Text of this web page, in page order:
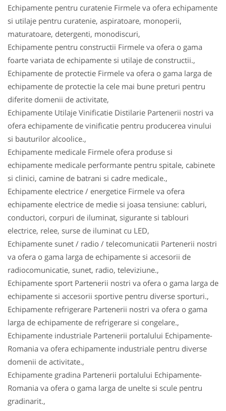
Echipamente pentru curatenie Firmele va ofera echipamente
si utilaje pentru curatenie, aspiratoare, monoperii,
maturatoare, detergenti, monodiscuri,
Echipamente pentru constructii Firmele va ofera o gama
foarte variata de echipamente si utilaje de constructii.,
Echipamente de protectie Firmele va ofera o gama larga de
echipamente de protectie la cele mai bune preturi pentru
diferite domenii de activitate,
Echipamente Utilaje Vinificatie Distilarie Partenerii nostri va
ofera echipamente de vinificatie pentru producerea vinului
si bauturilor alcoolice.,
Echipamente medicale Firmele ofera produse si
echipamente medicale performante pentru spitale, cabinete
si clinici, camine de batrani si cadre medicale.,
Echipamente electrice / energetice Firmele va ofera
echipamente electrice de medie si joasa tensiune: cabluri,
conductori, corpuri de iluminat, sigurante si tablouri
electrice, relee, surse de iluminat cu LED,
Echipamente sunet / radio / telecomunicatii Partenerii nostri
va ofera o gama larga de echipamente si accesorii de
radiocomunicatie, sunet, radio, televiziune.,
Echipamente sport Partenerii nostri va ofera o gama larga de
echipamente si accesorii sportive pentru diverse sporturi.,
Echipamente refrigerare Partenerii nostri va ofera o gama
larga de echipamente de refrigerare si congelare.,
Echipamente industriale Partenerii portalului Echipamente-
Romania va ofera echipamente industriale pentru diverse
domenii de activitate.,
Echipamente gradina Partenerii portalului Echipamente-
Romania va ofera o gama larga de unelte si scule pentru
gradinarit.,